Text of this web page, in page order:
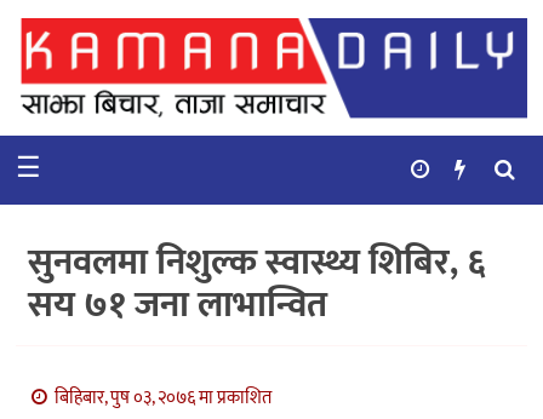
गृहपृष्ठ
समाचार
कुराकानी
बाणिज्य
☰
सुनवलमा निशुल्क स्वास्थ्य शिबिर, ६
सय ७१ जना लाभान्वित
बिहिबार, पुष ०३, २०७६ मा प्रकाशित